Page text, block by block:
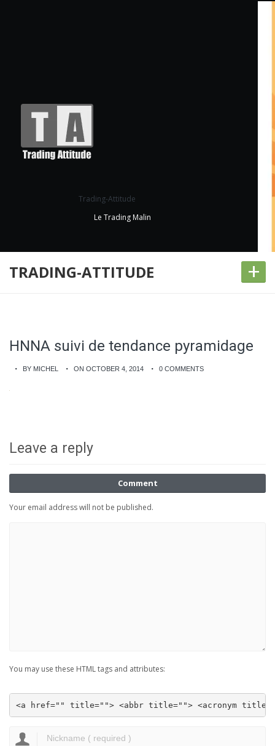
Trading-Attitude
Le Trading Malin
TRADING-ATTITUDE +
HNNA suivi de tendance pyramidage
BY MICHEL ON OCTOBER 4, 2014 0 COMMENTS
Leave a reply
Comment
Your email address will not be published.
You may use these HTML tags and attributes:
<a href="" title=""> <abbr title=""> <acronym